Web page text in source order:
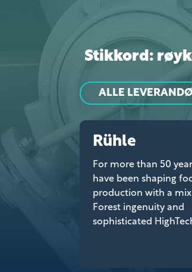
Stikkord:
ALLE
Rühle
For more than 50
have been shaping
production with a
Forest ingenuity and
sophisticated